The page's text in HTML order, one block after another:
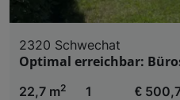
2320 Schwechat
Optimal erreichbar:
22,7 m2
1 €